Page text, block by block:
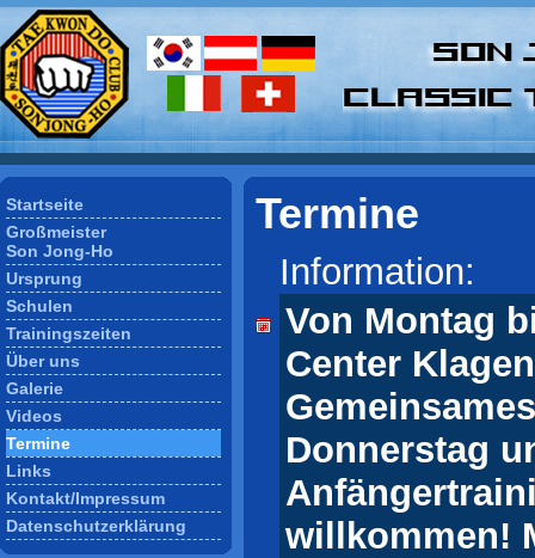
Startseite
Großmeister
Son Jong-Ho
Ursprung
Schulen
Trainingszeiten
Über uns
Galerie
Videos
Termine
Links
Kontakt/Impressum
Datenschutzerklärung
Termine
Information:
Von Montag
Center
Donnerstag
willkommen!